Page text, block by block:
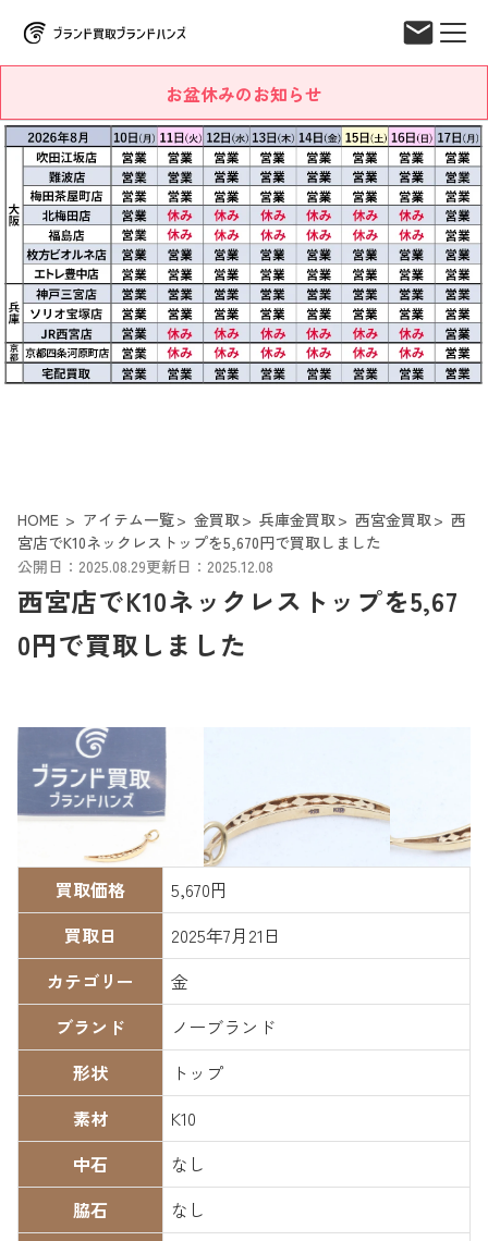
お盆休みのお知らせ
HOME アイテム一覧 金買取 兵庫金買取 西宮金買取
西
宮店でK10ネックレストップを5,670円で買取しました
公開日：2025.08.29更新日：2025.12.08
西宮店でK10ネックレストップを5,67
0円で買取しました
買取価格
5,670円
買取日
2025年7月21日
カテゴリー
金
ブランド
ノーブランド
形状
トップ
素材
K10
中石
なし
脇石
なし